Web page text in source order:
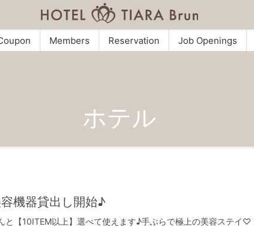
Members Reservation Job Openings
ホテル
機器貸出し開始♪
と【10ITEM以上】選べて使えます♪手ぶらで極上の美容ステイ